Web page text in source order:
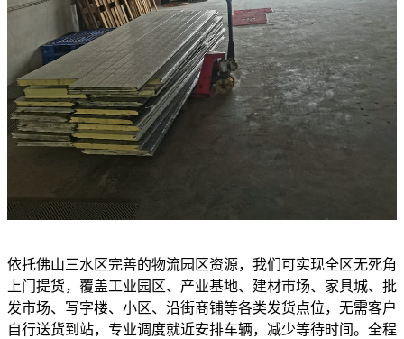
依托佛山三水区完善的物流园区资源，我们可实现全区无死角
上门提货，覆盖工业园区、产业基地、建材市场、家具城、批
发市场、写字楼、小区、沿街商铺等各类发货点位，无需客户
自行送货到站，专业调度就近安排车辆，减少等待时间。全程